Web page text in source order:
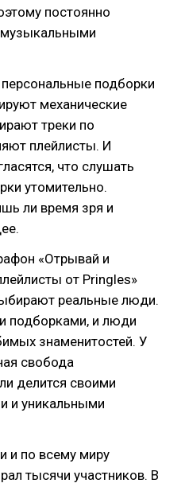
постоянно
музыкальными
подборки
механические
треки по
плейлисты. И
что слушать
утомительно.
ли время зря и
«Отрывай и
от Pringles»
реальные люди.
подборками, и люди
знаменитостей. У
свобода
делится своими
и уникальными
и по всему миру
тысячи участников. В